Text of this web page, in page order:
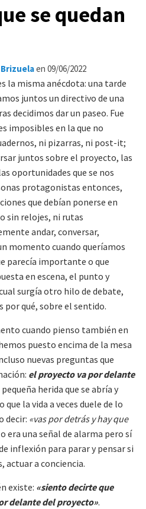
se quedan
en 09/06/2022
la misma anécdota: una tarde
juntos un directivo de una
decidimos dar un paseo. Fue
imposibles en la que no
ni pizarras, ni post-it;
juntos sobre el proyecto, las
oportunidades que se nos
protagonistas entonces,
que debían ponerse en
sin relojes, ni rutas
andar, conversar,
momento cuando queríamos
parecía importante o que
en escena, el punto y
surgía otro hilo de debate,
por qué, sobre el sentido.
cuando pienso también en
puesto encima de la mesa
nuevas preguntas que
el proyecto va por delante
pequeña herida que se abría y
la vida a veces duele de lo
decir: «vas por detrás y hay que
era una señal de alarma pero sí
inflexión para parar y pensar si
actuar a conciencia.
existe: «siento decirte que
delante del proyecto».